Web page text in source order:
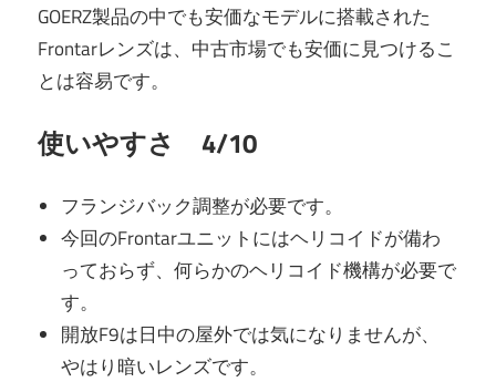
GOERZ製品の中でも安価なモデルに搭載された
Frontarレンズは、中古市場でも安価に見つけるこ
とは容易です。
使いやすさ 4/10
フランジバック調整が必要です。
今回のFrontarユニットにはヘリコイドが備わ
っておらず、何らかのヘリコイド機構が必要で
す。
開放F9は日中の屋外では気になりませんが、
やはり暗いレンズです。